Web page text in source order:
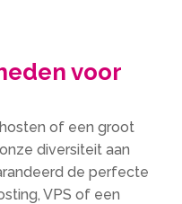
voor
of een groot
diversiteit aan
de perfecte
VPS of een